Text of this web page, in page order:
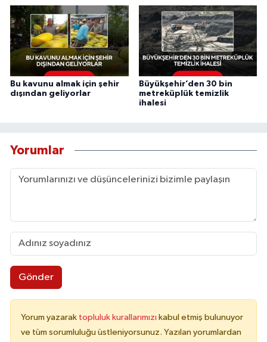
Bu kavunu almak için şehir
dışından geliyorlar
Büyükşehir’den 30 bin
metreküplük temizlik
ihalesi
Yorumlar
Gönder
Yorum yazarak topluluk kurallarımızı kabul etmiş bulunuyor
ve tüm sorumluluğu üstleniyorsunuz. Yazılan yorumlardan